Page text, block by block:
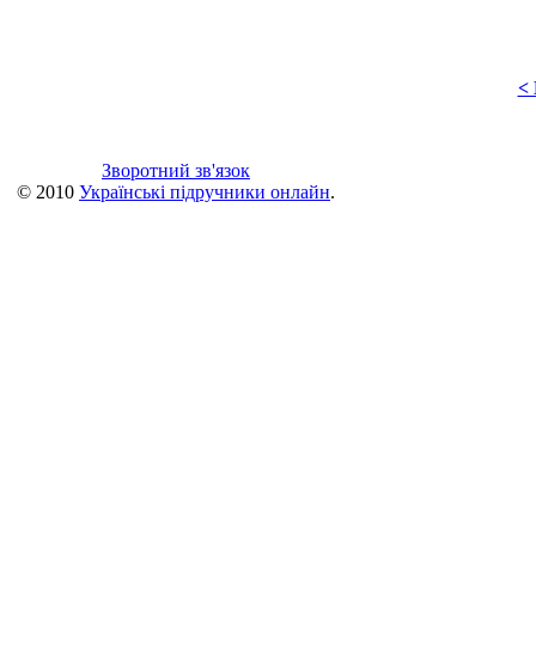
<
Зворотний зв'язок
© 2010 Українські підручники онлайн.